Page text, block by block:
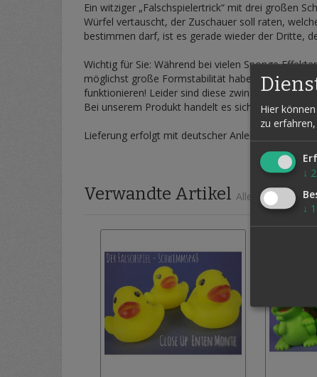
Ein witziger „Falschspielertrick“ mit drei großen
Würfel vertauscht, der Zuschauer soll raten,
bestimmen darf, ist es gerade wieder der Dritte,
Wichtig für Sie: Während bei vielen Sponge
möglichst große Formstabilität haben, damit man
funktionieren! Leider sind diese zwingenden
Bei unserem Produkt handelt es sich um ein
Lieferung erfolgt mit deutscher Anleitung und
Verwandte Artikel Alle auswählen
Hier
zu
↓ 2
↓ 1